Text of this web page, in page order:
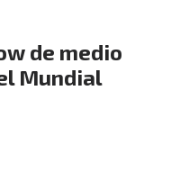
de medio
Mundial